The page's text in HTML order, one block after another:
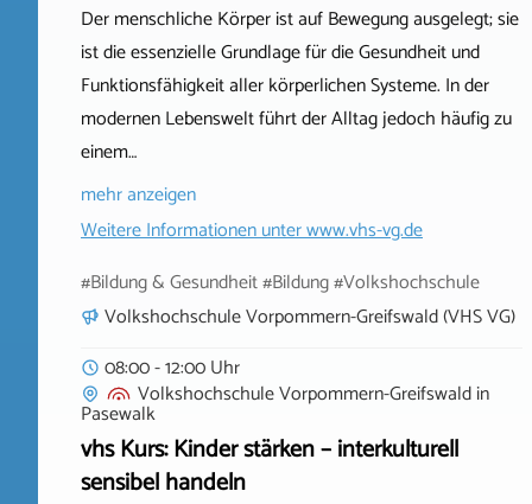
Der menschliche Körper ist auf Bewegung ausgelegt; sie
ist die essenzielle Grundlage für die Gesundheit und
Funktionsfähigkeit aller körperlichen Systeme. In der
modernen Lebenswelt führt der Alltag jedoch häufig zu
einem…
mehr anzeigen
Weitere Informationen unterwww.vhs-vg.de
#Bildung & Gesundheit #Bildung #Volkshochschule
Volkshochschule Vorpommern-Greifswald (VHS VG)
08:00 - 12:00 Uhr
Volkshochschule Vorpommern-Greifswaldin
Pasewalk
vhs Kurs: Kinder stärken – interkulturell
sensibel handeln